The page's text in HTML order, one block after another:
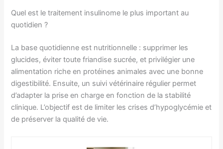
Quel est le traitement insulinome le plus important au
quotidien ?
La base quotidienne est nutritionnelle : supprimer les
glucides, éviter toute friandise sucrée, et privilégier une
alimentation riche en protéines animales avec une bonne
digestibilité. Ensuite, un suivi vétérinaire régulier permet
d’adapter la prise en charge en fonction de la stabilité
clinique. L’objectif est de limiter les crises d’hypoglycémie et
de préserver la qualité de vie.